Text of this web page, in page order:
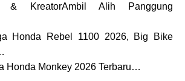
& KreatorAmbil Alih Panggung
Honda Rebel 1100 2026, Big Bike
Honda Monkey 2026 Terbaru…